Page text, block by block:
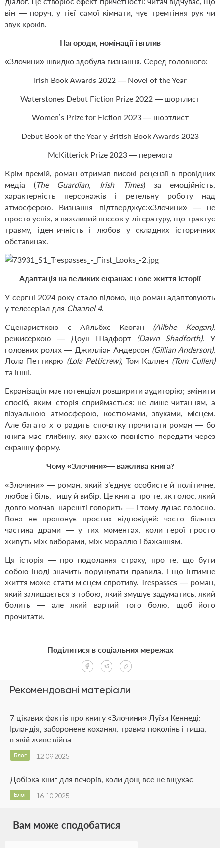
він — поруч, у тієї самої кімнати, чує тремтіння рук чи
звук кроків.
Нагороди, номінації і вплив
«Злочини» швидко здобула визнання. Серед головного:
Irish Book Awards 2022 — Novel of the Year
Waterstones Debut Fiction Prize 2022 — шортлист
Women’s Prize for Fiction 2023 — шортлист
Debut Book of the Year у British Book Awards 2023
McKitterick Prize 2023 — перемога
Крім премій, роман отримав високі рецензії в провідних
медіа (The Guardian, Irish Times) за емоційність,
характерність персонажів і ретельну роботу над
атмосферою. Визнання підтверджує:«Злочини» — не
просто успіх, а важливий внесок у літературу, що трактує
травму, ідентичність і любов у складних історичних
обставинах.
Адаптація на великих екранах: нове життя історії
У серпні 2024 року стало відомо, що роман адаптовують
у телесеріал для Channel 4.
Сценаристкою є Айльбхе Кеоган (Ailbhe Keogan),
режисеркою — Доун Шадфорт (Dawn Shadforth). У
головних ролях — Джилліан Андерсон (Gillian Anderson),
Лола Петтикрю (Lola Petticrew), Том Каллен (Tom Cullen)
та інші.
Екранізація має потенціал розширити аудиторію; змінити
спосіб, яким історія сприймається: не лише читанням, а
візуальною атмосферою, костюмами, звуками, місцем.
Але багато хто радить спочатку прочитати роман — бо
книга має глибину, яку важко повністю передати через
екранну форму.
Чому «Злочини»— важлива книга?
«Злочини» — роман, який з’єднує особисте й політичне,
любов і біль, тишу й вибір. Це книга про те, як голос, який
довго мовчав, нарешті говорить — і тому лунає голосно.
Вона не пропонує простих відповідей: часто більша
частина драми — у тих моментах, коли герої просто
живуть між виборами, між мораллю і бажанням.
Ця історія — про подолання страху, про те, що бути
собою іноді значить порушувати правила, і що інтимне
життя може стати місцем спротиву. Trespasses — роман,
який залишається з тобою, який змушує задуматись, який
болить — але який вартий того болю, щоб його
прочитати.
Рекомендовані матеріали
7 цікавих фактів про книгу «Злочини» Луїзи Кеннеді:
Ірландія, заборонене кохання, травма поколінь і тиша,
в якій живе війна
12.09.2025
Блог
Добірка книг для вечорів, коли дощ все не вщухає
16.10.2025
Блог
Поділитися в соціальних мережах
Вам може сподобатися